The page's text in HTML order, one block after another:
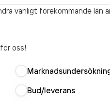
vanligt förekommande län
oss!
Bud/leverans